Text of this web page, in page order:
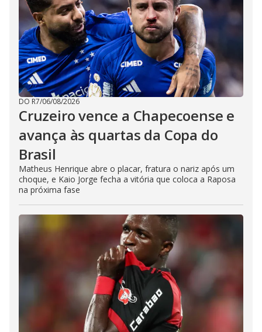
DO R7/06/08/2026
Cruzeiro vence a Chapecoense e
avança às quartas da Copa do
Brasil
Matheus Henrique abre o placar, fratura o nariz após um
choque, e Kaio Jorge fecha a vitória que coloca a Raposa
na próxima fase